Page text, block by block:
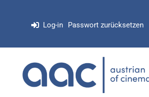
Log-in Passwort zurücksetzen